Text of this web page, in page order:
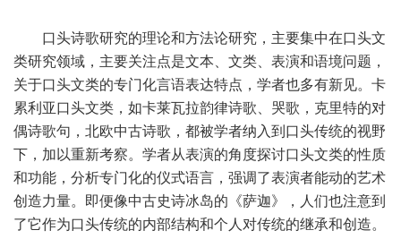
口头诗歌研究的理论和方法论研究，主要集中在口头文
类研究领域，主要关注点是文本、文类、表演和语境问题，
关于口头文类的专门化言语表达特点，学者也多有新见。卡
累利亚口头文类，如卡莱瓦拉韵律诗歌、哭歌，克里特的对
偶诗歌句，北欧中古诗歌，都被学者纳入到口头传统的视野
下，加以重新考察。学者从表演的角度探讨口头文类的性质
和功能，分析专门化的仪式语言，强调了表演者能动的艺术
创造力量。即便像中古史诗冰岛的《萨迦》，人们也注意到
了它作为口头传统的内部结构和个人对传统的继承和创造。